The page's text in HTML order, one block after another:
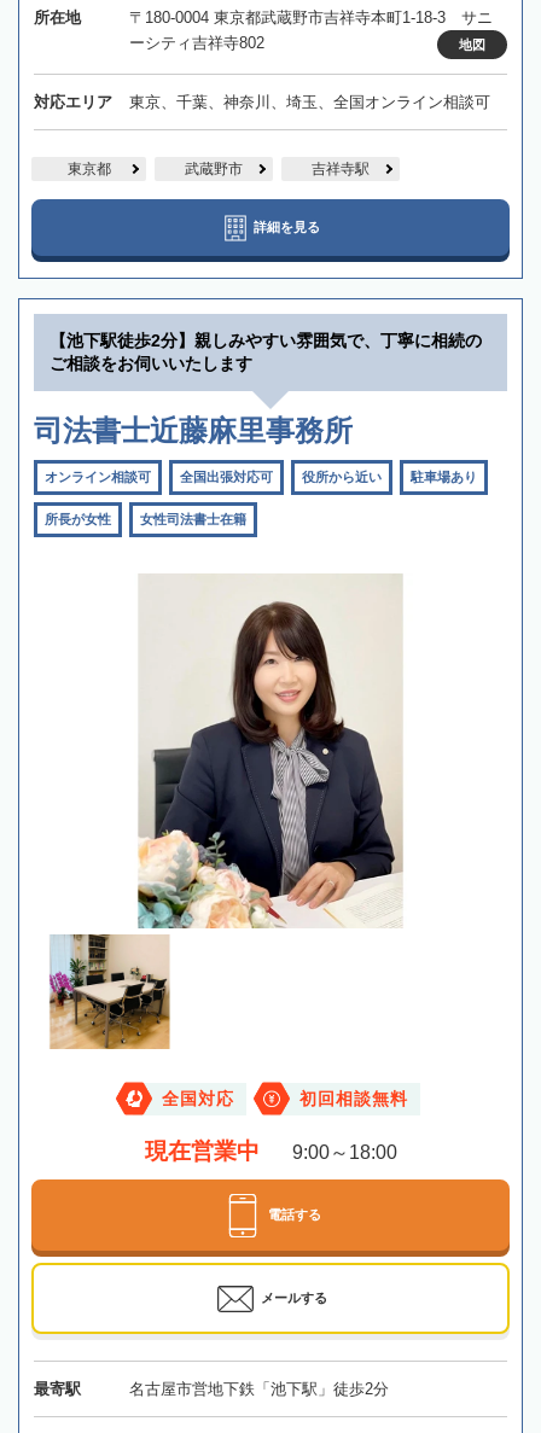
所在地
〒180-0004 東京都武蔵野市吉祥寺本町1-18-3 サニ
ーシティ吉祥寺802
地図
対応エリア 東京、千葉、神奈川、埼玉、全国オンライン相談可
東京都 武蔵野市 吉祥寺駅
詳細を見る
【池下駅徒歩2分】親しみやすい雰囲気で、丁寧に相続の
ご相談をお伺いいたします
司法書士近藤麻里事務所
オンライン相談可 全国出張対応可 役所から近い 駐車場あり
所長が女性 女性司法書士在籍
全国対応 初回相談無料
現在営業中 9:00～18:00
電話する
メールする
最寄駅 名古屋市営地下鉄「池下駅」徒歩2分